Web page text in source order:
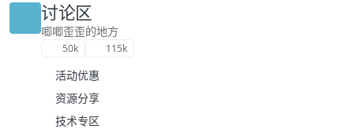
讨论区
唧唧歪歪的地方
50k 115k
活动优惠
资源分享
技术专区